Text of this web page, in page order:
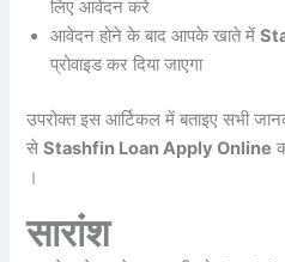
लिए आवेदन करें
आवेदन होने के बाद आपके खाते में
प्रोवाइड कर दिया जाएगा
उपरोक्त इस आर्टिकल में बताइए सभी
सेStashfin Loan Apply Online
।
सारांश